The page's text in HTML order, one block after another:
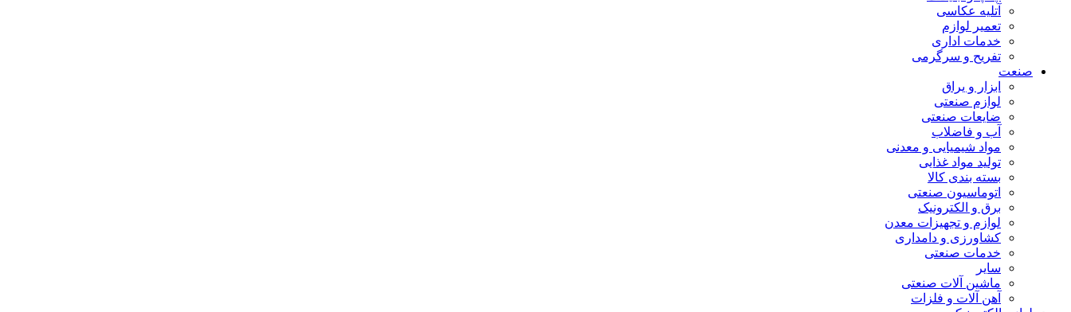
آتلیه عکاسی
تعمیر لوازم
خدمات اداری
تفریح و سرگرمی
صنعت
ابزار و یراق
لوازم صنعتی
ضایعات صنعتی
آب و فاضلاب
مواد شیمیایی و معدنی
تولید مواد غذایی
بسته بندی کالا
اتوماسیون صنعتی
برق و الکترونیک
لوازم و تجهیزات معدن
کشاورزی و دامداری
خدمات صنعتی
سایر
ماشین آلات صنعتی
آهن آلات و فلزات